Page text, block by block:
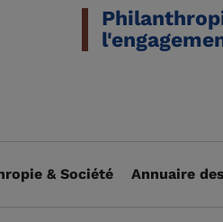
& Société Annuaire